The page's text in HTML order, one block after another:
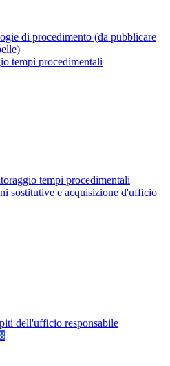
di procedimento (da pubblicare
tempi procedimentali
tempi procedimentali
sostitutive e acquisizione d'ufficio
dell'ufficio responsabile